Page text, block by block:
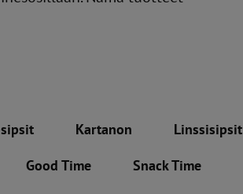
Kartanon Linssisipsit
Good Time Snack Time